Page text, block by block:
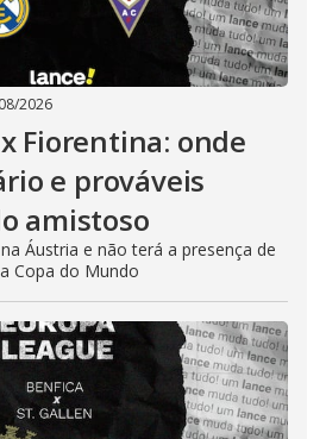
2026
Fiorentina: onde
e prováveis
amistoso
Áustria e não terá a presença de
Copa do Mundo